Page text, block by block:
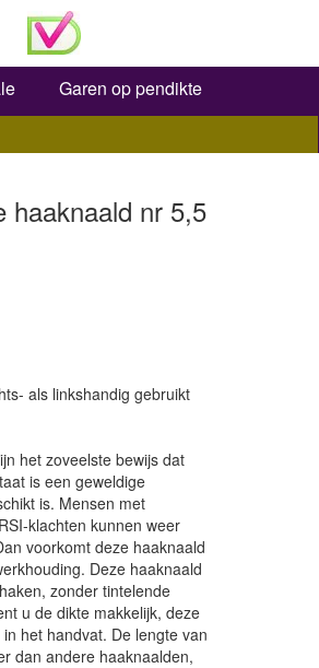
Garen op pendikte
haaknaald nr 5,5
als linkshandig gebruikt
het zoveelste bewijs dat
is een geweldige
is. Mensen met
klachten kunnen weer
voorkomt deze haaknaald
Deze haaknaald
zonder tintelende
u de dikte makkelijk, deze
het handvat. De lengte van
dan andere haaknaalden,